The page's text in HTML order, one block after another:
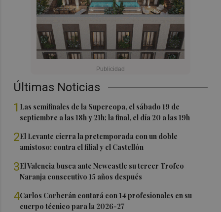
Últimas Noticias
1 Las semifinales de la Supercopa, el sábado 19 de
septiembre a las 18h y 21h; la final, el día 20 a las 19h
2El Levante cierra la pretemporada con un doble
amistoso: contra el filial y el Castellón
3El Valencia busca ante Newcastle su tercer Trofeo
Naranja consecutivo 15 años después
4Carlos Corberán contará con 14 profesionales en su
cuerpo técnico para la 2026-27